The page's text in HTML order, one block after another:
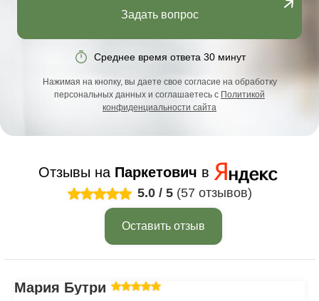
Задать вопрос
Среднее время ответа 30 минут
Нажимая на кнопку, вы даете свое согласие на обработку
персональных данных и соглашаетесь с Политикой
конфиденциальности сайта
Отзывы на Паркетович в
5.0 / 5 (57 отзывов)
Оставить отзыв
Мария Бутрим